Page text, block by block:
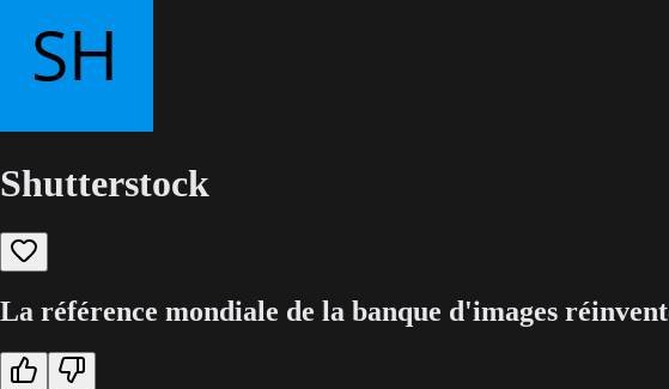
Shutterstock
La référence mondiale de la banque d'images